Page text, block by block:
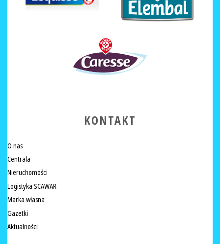
KONTAKT
O nas
Centrala
Nieruchomości
Logistyka SCAWAR
Marka własna
Gazetki
Aktualności